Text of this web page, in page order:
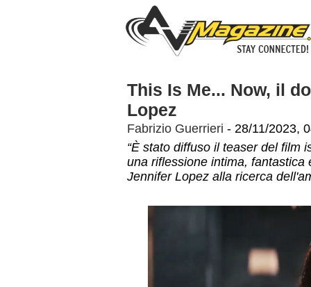
This Is Me... Now, il
Lopez
Fabrizio Guerrieri - 28/11/2023,
“È stato diffuso il teaser del film
una riflessione intima,
Jennifer Lopez alla ricerca